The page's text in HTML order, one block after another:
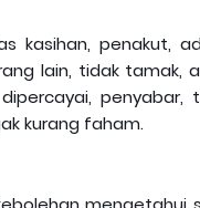
kasihan, penakut,
lain, tidak tamak,
penyabar,
kurang faham.